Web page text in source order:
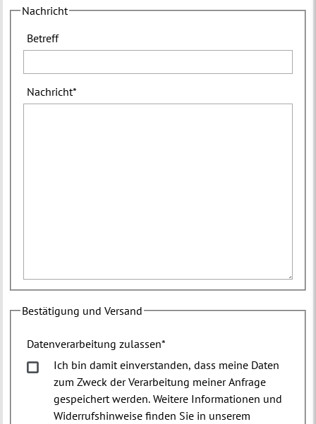
Nachricht
Betreff
Nachricht*
Bestätigung und Versand
Datenverarbeitung zulassen*
Ich bin damit einverstanden, dass meine Daten
zum Zweck der Verarbeitung meiner Anfrage
gespeichert werden. Weitere Informationen und
Widerrufshinweise finden Sie in unserem